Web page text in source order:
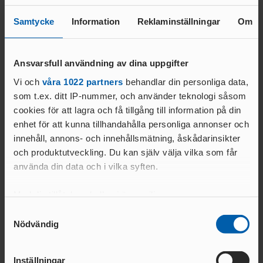
Samtycke Information Reklaminställningar Om
Ansvarsfull användning av dina uppgifter
Vi och våra 1022 partners behandlar din personliga data,
som t.ex. ditt IP-nummer, och använder teknologi såsom
cookies för att lagra och få tillgång till information på din
enhet för att kunna tillhandahålla personliga annonser och
innehåll, annons- och innehållsmätning, åskådarinsikter
och produktutveckling. Du kan själv välja vilka som får
använda din data och i vilka syften.
som kan ha en noggrannhet på upp till flera meter
Nödvändig
Inställningar
extra uppmärksam på att så snart WRC-ansökan blivit
godkänd fås ett mejl med instruktioner om hur föreningen
sammanhang.)
Nya avgifter
Från och med utomhussäsongen gäller nya avgifter för central
sanktion. Ni kan läsa mer om dettahär.
Relaterade nyheter